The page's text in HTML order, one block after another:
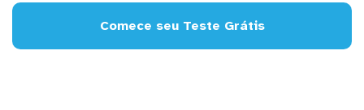
Comece seu Teste Grátis